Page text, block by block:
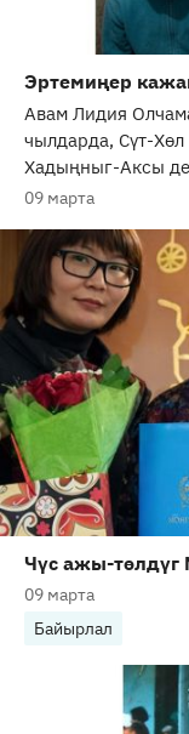
Эртемиңер
Авам Лидия
чылдарда, Сүт-
Хадыңныг-Аксы
09 марта
Чүс ажы-төлдүг
09 марта
Байырлал